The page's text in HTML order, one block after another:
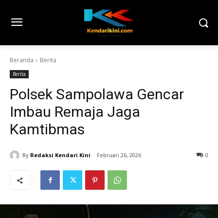
Beranda Berita
Berita
Polsek Sampolawa Gencar
Imbau Remaja Jaga
Kamtibmas
By Redaksi Kendari Kini Februari 26, 2026 0